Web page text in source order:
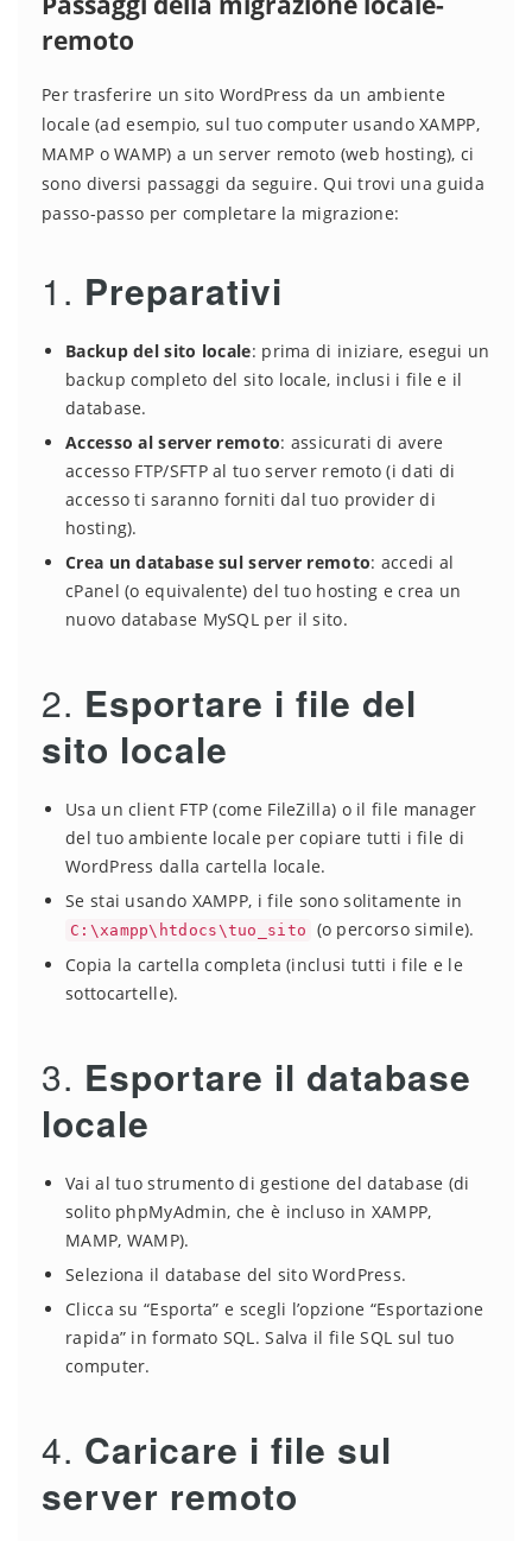
remoto
Per trasferire un sito WordPress da un ambiente
locale (ad esempio, sul tuo computer usando XAMPP,
MAMP o WAMP) a un server remoto (web hosting), ci
sono diversi passaggi da seguire. Qui trovi una guida
passo-passo per completare la migrazione:
1. Preparativi
Backup del sito locale: prima di iniziare, esegui un
backup completo del sito locale, inclusi i file e il
database.
Accesso al server remoto: assicurati di avere
accesso FTP/SFTP al tuo server remoto (i dati di
accesso ti saranno forniti dal tuo provider di
hosting).
Crea un database sul server remoto: accedi al
cPanel (o equivalente) del tuo hosting e crea un
nuovo database MySQL per il sito.
2. Esportare i file del
sito locale
Usa un client FTP (come FileZilla) o il file manager
del tuo ambiente locale per copiare tutti i file di
WordPress dalla cartella locale.
Se stai usando XAMPP, i file sono solitamente in
C:\xampp\htdocs\tuo_sito
(o percorso simile).
Copia la cartella completa (inclusi tutti i file e le
sottocartelle).
3. Esportare il database
locale
Vai al tuo strumento di gestione del database (di
solito phpMyAdmin, che è incluso in XAMPP,
MAMP, WAMP).
Seleziona il database del sito WordPress.
Clicca su “Esporta” e scegli l’opzione “Esportazione
rapida” in formato SQL. Salva il file SQL sul tuo
computer.
4. Caricare i file sul
server remoto